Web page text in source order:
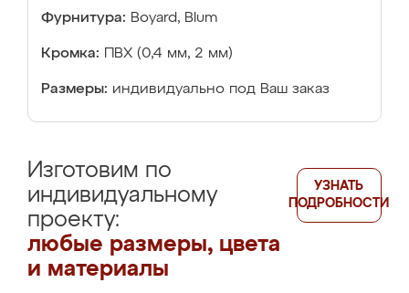
Фурнитура: Boyard, Blum
Кромка: ПВХ (0,4 мм, 2 мм)
Размеры: индивидуально под Ваш заказ
Изготовим по
индивидуальному
проекту:
любые размеры, цвета
и материалы
УЗНАТЬ
ПОДРОБНОСТИ